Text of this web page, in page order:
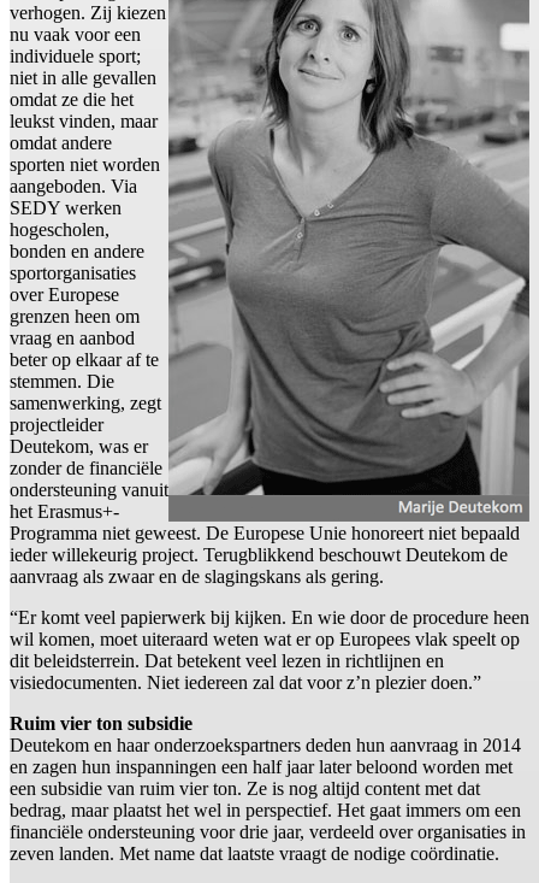
verhogen. Zij kiezen
nu vaak voor een
individuele sport;
niet in alle gevallen
omdat ze die het
leukst vinden, maar
omdat andere
sporten niet worden
aangeboden. Via
SEDY werken
hogescholen,
bonden en andere
sportorganisaties
over Europese
grenzen heen om
vraag en aanbod
beter op elkaar af te
stemmen. Die
samenwerking, zegt
projectleider
Deutekom, was er
zonder de financiële
ondersteuning vanuit
het Erasmus+-
Programma niet geweest. De Europese Unie honoreert niet bepaald
ieder willekeurig project. Terugblikkend beschouwt Deutekom de
aanvraag als zwaar en de slagingskans als gering.
“Er komt veel papierwerk bij kijken. En wie door de procedure heen
wil komen, moet uiteraard weten wat er op Europees vlak speelt op
dit beleidsterrein. Dat betekent veel lezen in richtlijnen en
visiedocumenten. Niet iedereen zal dat voor z’n plezier doen.”
Ruim vier ton subsidie
Deutekom en haar onderzoekspartners deden hun aanvraag in 2014
en zagen hun inspanningen een half jaar later beloond worden met
een subsidie van ruim vier ton. Ze is nog altijd content met dat
bedrag, maar plaatst het wel in perspectief. Het gaat immers om een
financiële ondersteuning voor drie jaar, verdeeld over organisaties in
zeven landen. Met name dat laatste vraagt de nodige coördinatie.